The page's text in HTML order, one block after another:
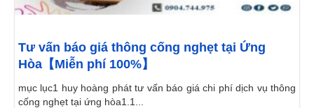
Tư vấn báo giá thông cống nghẹt tại Ứng
Hòa【Miễn phí 100%】
mục lục1 huy hoàng phát tư vấn báo giá chi phí dịch vụ thông
cống nghẹt tại ứng hòa1.1...